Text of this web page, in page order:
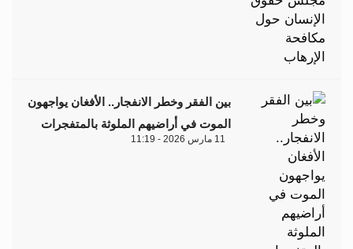
بين الفقر وخطر الانفجار.. الأفغان يواجهون
الموت في أراضيهم الملوثة بالمتفجرات
11 مارس 2026 - 11:19